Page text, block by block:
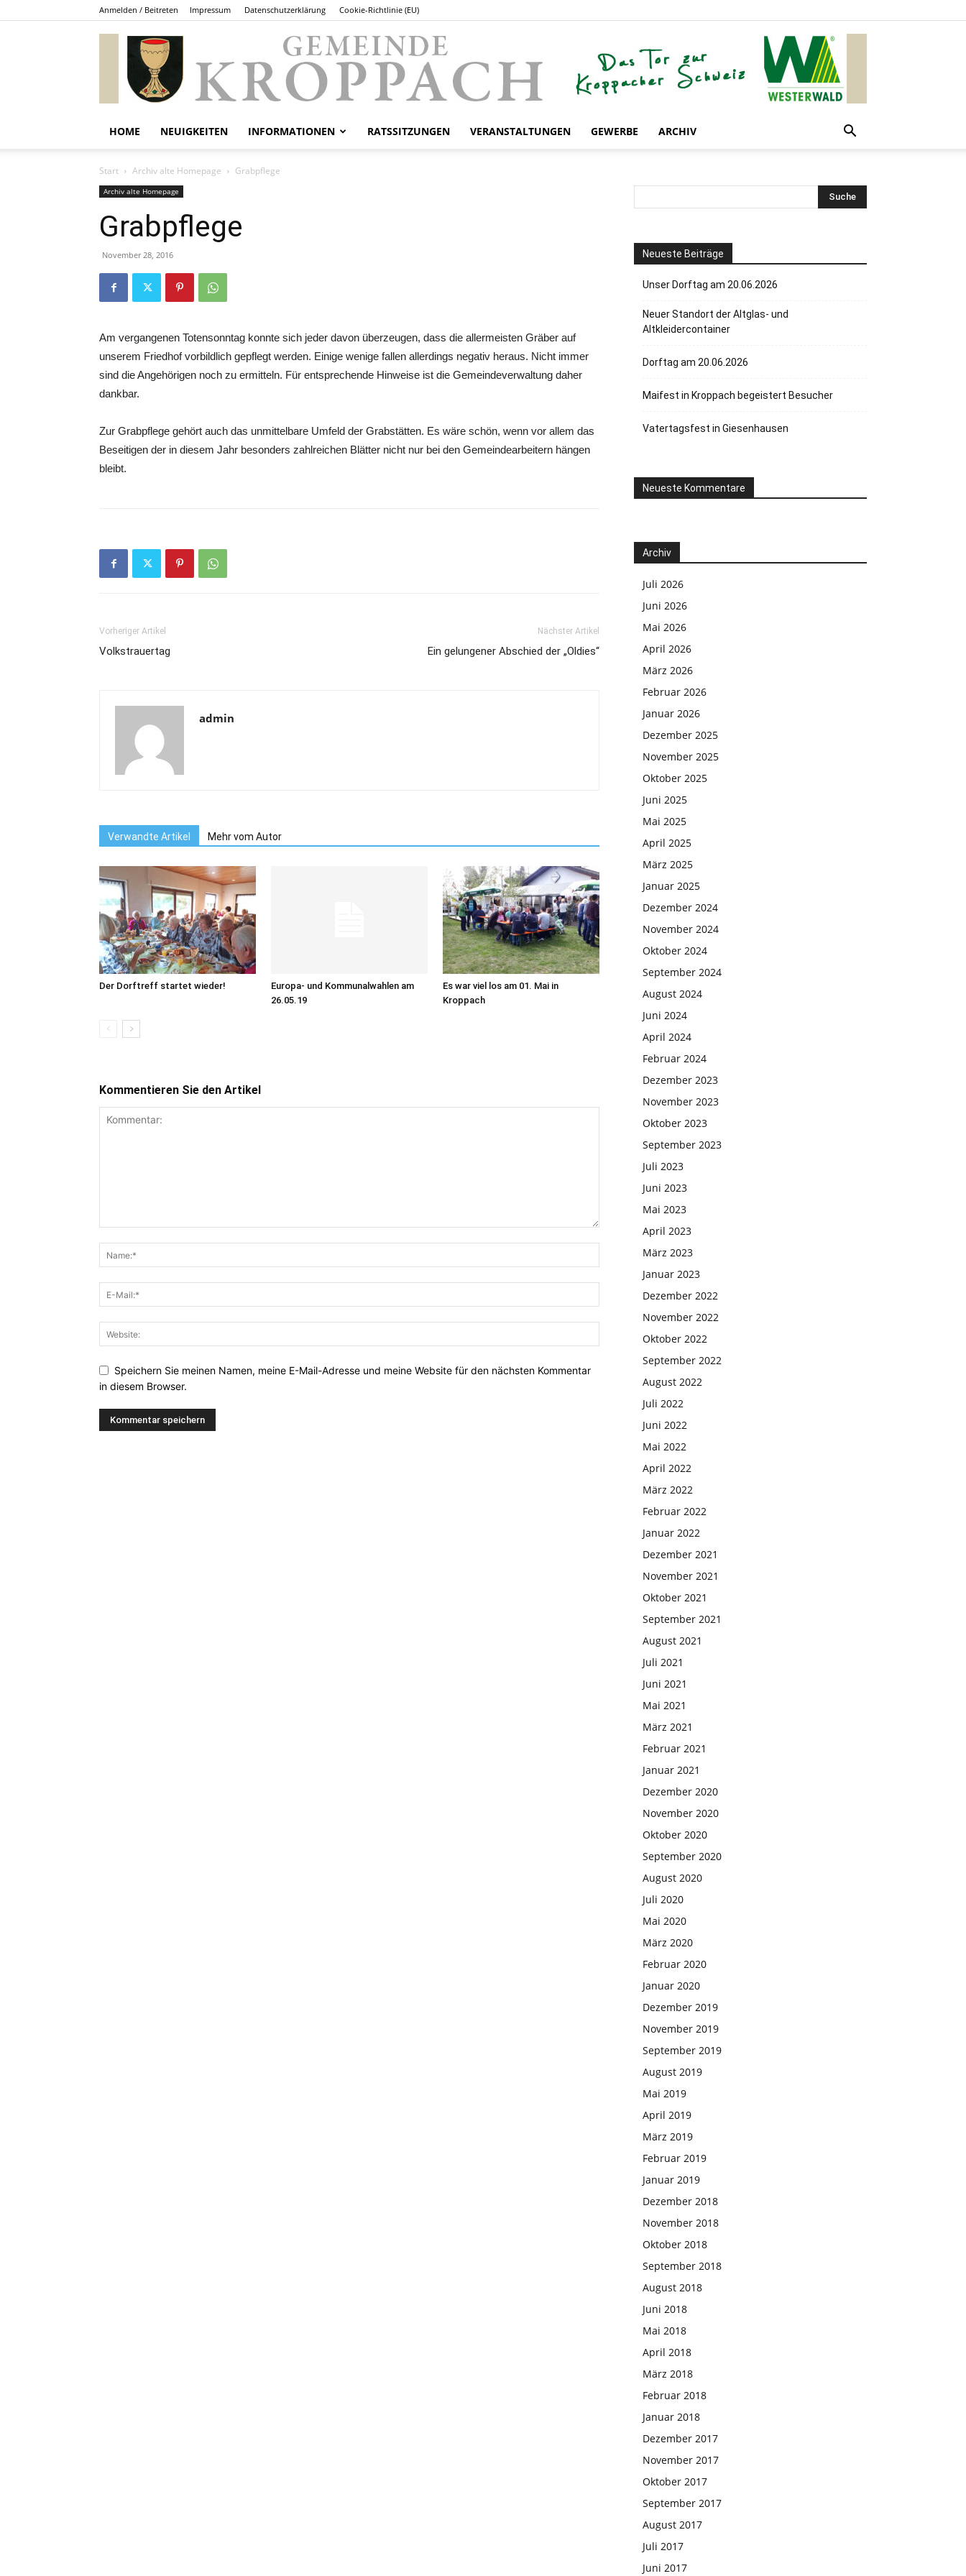
Anmelden / Beitreten Impressum Datenschutzerklärung Cookie-Richtlinie (EU)
HOME NEUIGKEITEN INFORMATIONEN RATSSITZUNGEN VERANSTALTUNGEN GEWERBE ARCHIV
Start Archiv alte Homepage Grabpflege
Archiv alte Homepage
Grabpflege
November 28, 2016
Am vergangenen Totensonntag konnte sich jeder davon überzeugen, dass die allermeisten Gräber auf
unserem Friedhof vorbildlich gepflegt werden. Einige wenige fallen allerdings negativ heraus. Nicht immer
sind die Angehörigen noch zu ermitteln. Für entsprechende Hinweise ist die Gemeindeverwaltung daher
dankbar.
Zur Grabpflege gehört auch das unmittelbare Umfeld der Grabstätten. Es wäre schön, wenn vor allem das
Beseitigen der in diesem Jahr besonders zahlreichen Blätter nicht nur bei den Gemeindearbeitern hängen
bleibt.
Vorheriger Artikel
Volkstrauertag
Nächster Artikel
Ein gelungener Abschied der „Oldies“
admin
Verwandte Artikel Mehr vom Autor
Der Dorftreff startet wieder!
Europa- und Kommunalwahlen am
26.05.19
Es war viel los am 01. Mai in
Kroppach
Kommentieren Sie den Artikel
Speichern Sie meinen Namen, meine E-Mail-Adresse und meine Website für den nächsten Kommentar
in diesem Browser.
Neueste Beiträge
Unser Dorftag am 20.06.2026
Neuer Standort der Altglas- und
Altkleidercontainer
Dorftag am 20.06.2026
Maifest in Kroppach begeistert Besucher
Vatertagsfest in Giesenhausen
Neueste Kommentare
Archiv
Juli 2026
Juni 2026
Mai 2026
April 2026
März 2026
Februar 2026
Januar 2026
Dezember 2025
November 2025
Oktober 2025
Juni 2025
Mai 2025
April 2025
März 2025
Januar 2025
Dezember 2024
November 2024
Oktober 2024
September 2024
August 2024
Juni 2024
April 2024
Februar 2024
Dezember 2023
November 2023
Oktober 2023
September 2023
Juli 2023
Juni 2023
Mai 2023
April 2023
März 2023
Januar 2023
Dezember 2022
November 2022
Oktober 2022
September 2022
August 2022
Juli 2022
Juni 2022
Mai 2022
April 2022
März 2022
Februar 2022
Januar 2022
Dezember 2021
November 2021
Oktober 2021
September 2021
August 2021
Juli 2021
Juni 2021
Mai 2021
März 2021
Februar 2021
Januar 2021
Dezember 2020
November 2020
Oktober 2020
September 2020
August 2020
Juli 2020
Mai 2020
März 2020
Februar 2020
Januar 2020
Dezember 2019
November 2019
September 2019
August 2019
Mai 2019
April 2019
März 2019
Februar 2019
Januar 2019
Dezember 2018
November 2018
Oktober 2018
September 2018
August 2018
Juni 2018
Mai 2018
April 2018
März 2018
Februar 2018
Januar 2018
Dezember 2017
November 2017
Oktober 2017
September 2017
August 2017
Juli 2017
Juni 2017